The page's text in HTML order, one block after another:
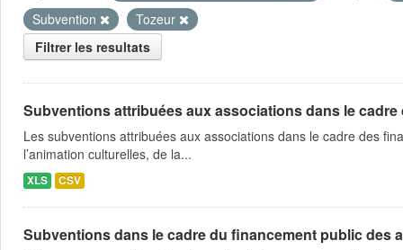
Subvention
Tozeur
Filtrer les resultats
Subventions attribuées aux associations dans le
Les subventions attribuées aux associations dans le cadre des
l’animation culturelles, de la...
XLS CSV
Subventions dans le cadre du financement public des